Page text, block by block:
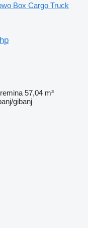
Box Cargo Truck
57,04 m³
gibanj